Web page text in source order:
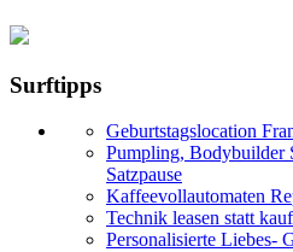
Surftipps
Geburtstagslocation
Pumpling, Bodybuilder
Satzpause
Kaffeevollautomaten
Technik leasen statt
Personalisierte Liebes-